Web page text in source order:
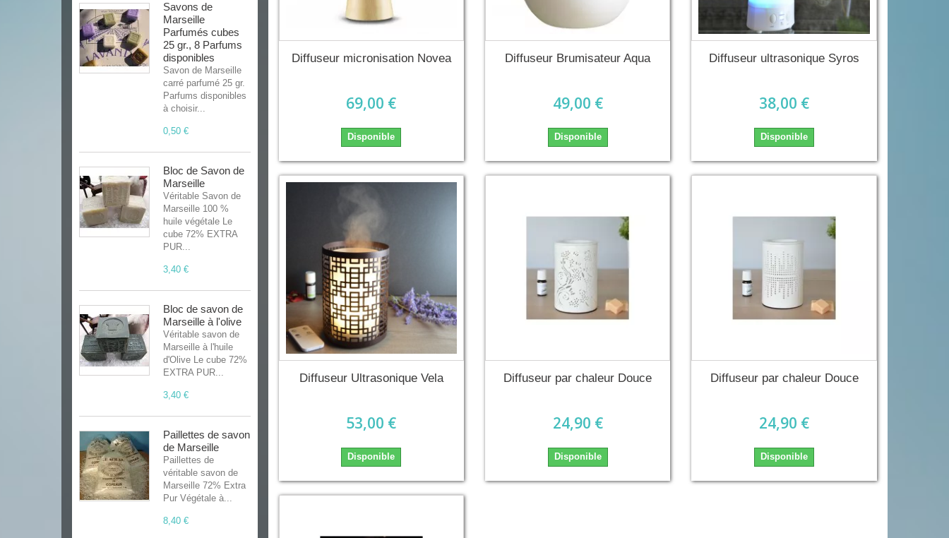
Savons de
Marseille
Parfumés cubes
25 gr., 8 Parfums
disponibles
Savon de Marseille
carré parfumé 25 gr.
Parfums disponibles
à choisir...
0,50 €
Bloc de Savon de
Marseille
Véritable Savon de
Marseille 100 %
huile végétale Le
cube 72% EXTRA
PUR...
3,40 €
Bloc de savon de
Marseille à l'olive
Véritable savon de
Marseille à l'huile
d'Olive Le cube 72%
EXTRA PUR...
3,40 €
Paillettes de savon
de Marseille
Paillettes de
véritable savon de
Marseille 72% Extra
Pur Végétale à...
8,40 €
Diffuseur micronisation Novea
69,00 €
Disponible
Diffuseur Brumisateur Aqua
49,00 €
Disponible
Diffuseur ultrasonique Syros
38,00 €
Disponible
Diffuseur Ultrasonique Vela
53,00 €
Disponible
Diffuseur par chaleur Douce
24,90 €
Disponible
Diffuseur par chaleur Douce
24,90 €
Disponible